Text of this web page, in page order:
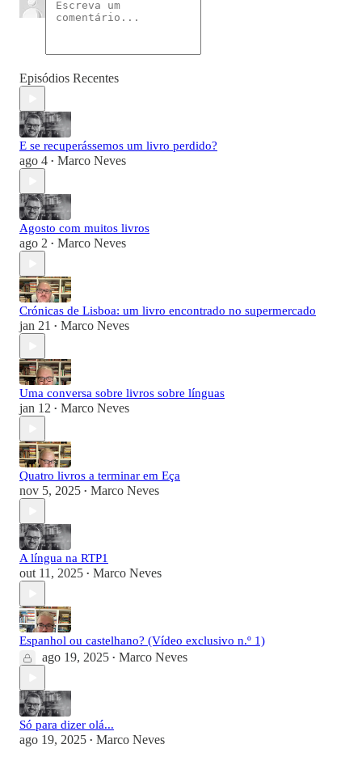
Episódios Recentes
E se recuperássemos um livro perdido?
ago 4 • Marco Neves
Agosto com muitos livros
ago 2 • Marco Neves
Crónicas de Lisboa: um livro encontrado no supermercado
jan 21 • Marco Neves
Uma conversa sobre livros sobre línguas
jan 12 • Marco Neves
Quatro livros a terminar em Eça
nov 5, 2025 • Marco Neves
A língua na RTP1
out 11, 2025 • Marco Neves
Espanhol ou castelhano? (Vídeo exclusivo n.º 1)
ago 19, 2025 • Marco Neves
Só para dizer olá...
ago 19, 2025 • Marco Neves